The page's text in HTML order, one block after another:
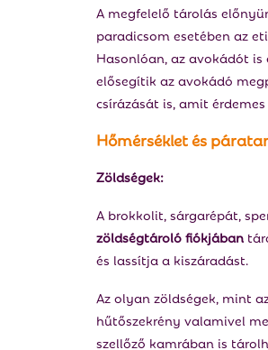
A megfelelő tárolás
paradicsom esetében az
Hasonlóan, az avokádót
elősegítik az avokádó
csírázását is, amit
Hőmérséklet és
Zöldségek:
A brokkolit, sárgarépát,
zöldségtároló fiókjában
és lassítja a kiszáradást.
Az olyan zöldségek, mint
hűtőszekrény valamivel
szellőző kamrában is